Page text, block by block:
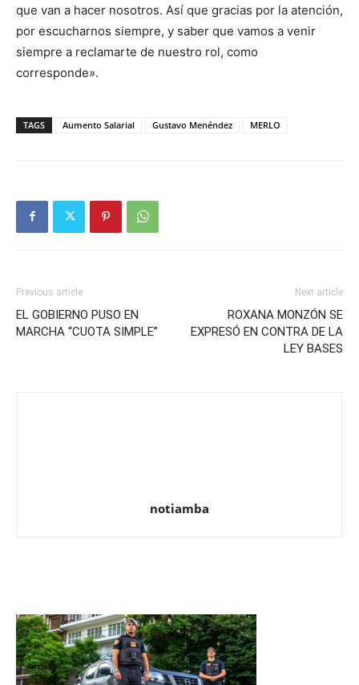
que van a hacer nosotros. Así que gracias por la atención,
por escucharnos siempre, y saber que vamos a venir
siempre a reclamarte de nuestro rol, como
corresponde».
TAGS Aumento Salarial Gustavo Menéndez MERLO
Previous article
EL GOBIERNO PUSO EN
MARCHA “CUOTA SIMPLE”
Next article
ROXANA MONZÓN SE
EXPRESÓ EN CONTRA DE LA
LEY BASES
notiamba